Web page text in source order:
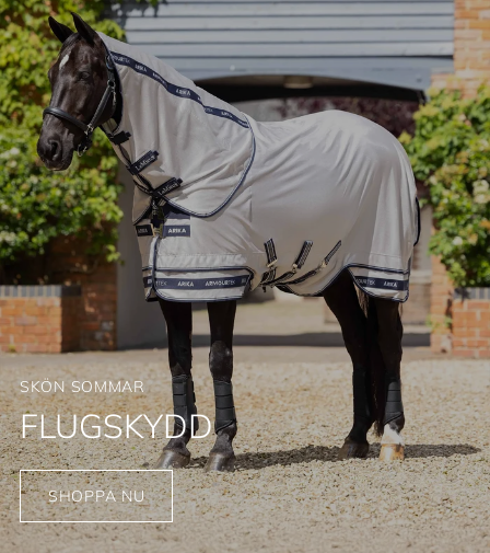
SKÖN SOMMAR
FLUGSKYDD
SHOPPA NU